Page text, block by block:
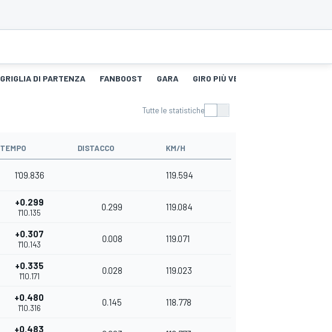
GRIGLIA DI PARTENZA FANBOOST GARA GIRO PIÙ VELOCE
Tutte le statistiche
TEMPO DISTACCO KM/H
1'09.836 119.594
+0.299
1'10.135
0.299 119.084
+0.307
1'10.143
0.008 119.071
+0.335
1'10.171
0.028 119.023
+0.480
1'10.316
0.145 118.778
+0.483